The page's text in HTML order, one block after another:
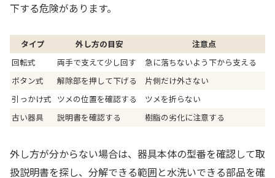
下する危険があります。
タイプ 外し方の目安
注意点
回転式
両手で支えて少し回す
急に落ちないよう下から支える
ボタン式
解除部を押して下げる
片側だけ外さない
引っかけ式 ツメの位置を確認する
ツメを折らない
古い器具
説明書を確認する 樹脂の劣化に注意する
外し方が分からない場合は、器具本体の型番を確認して取
扱説明書を探し、分解できる範囲と水洗いできる部品を確